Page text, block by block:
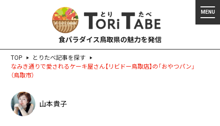
食パラダイス鳥取県の魅力を発信
TOP
とりたべ記事を探す
なみき通りで愛されるケーキ屋さん【リビドー鳥取店】の「おやつパン」
（鳥取市）
山本貴子